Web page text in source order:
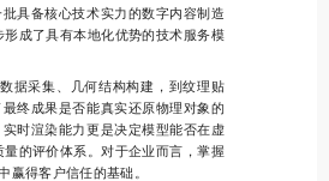
具备核心技术实力的数字内容制造
成了具有本地化优势的技术服务模
采集、几何结构构建，到纹理贴
终成果是否能真实还原物理对象的
时渲染能力更是决定模型能否在虚
的评价体系。对于企业而言，掌握
赢得客户信任的基础。